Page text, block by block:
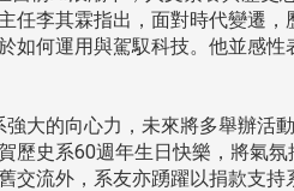
李其霖指出，面對時代變遷
何運用與駕馭科技。他並感
大的向心力，未來將多舉辦活
史系60週年生日快樂，將氣
流外，系友亦踴躍以捐款支